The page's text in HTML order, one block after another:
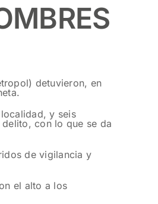
detuvieron, en
y seis
con lo que se da
de vigilancia y
el alto a los